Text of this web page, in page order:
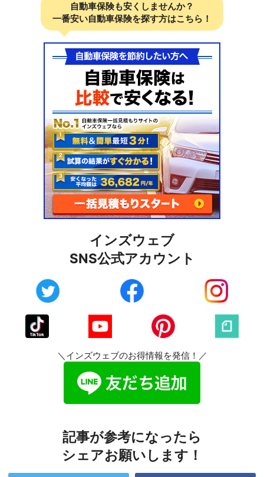
自動車保険も安くしませんか？
一番安い自動車保険を探す方はこちら！
インズウェブ
SNS公式アカウント
＼インズウェブのお得情報を発信！／
記事が参考になったら
シェアお願いします！